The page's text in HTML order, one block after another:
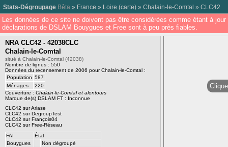
Stats-Dégroupage Bêta » France » Loire (carte) » Chalain-le-Comtal » CLC42
Les données de ce site ne doivent pas être considérées comme étant à
déclarations de DSLAM Bouygues et Free sont à peu près fiables.
NRA CLC42 - 42038CLC
Chalain-le-Comtal
situé à Chalain-le-Comtal (42038)
Nombre de lignes : 550
Données du recensement de 2006 pour Chalain-le-Comtal :
Population 587
Ménages
220
Couverture : Chalain-le-Comtal et alentours
Marque de(s) DSLAM FT : Inconnue
CLC42 sur Ariase
CLC42 sur DegroupTest
CLC42 sur François04
CLC42 sur Free-Réseau
FAI
État
Bouygues
Non dégroupé